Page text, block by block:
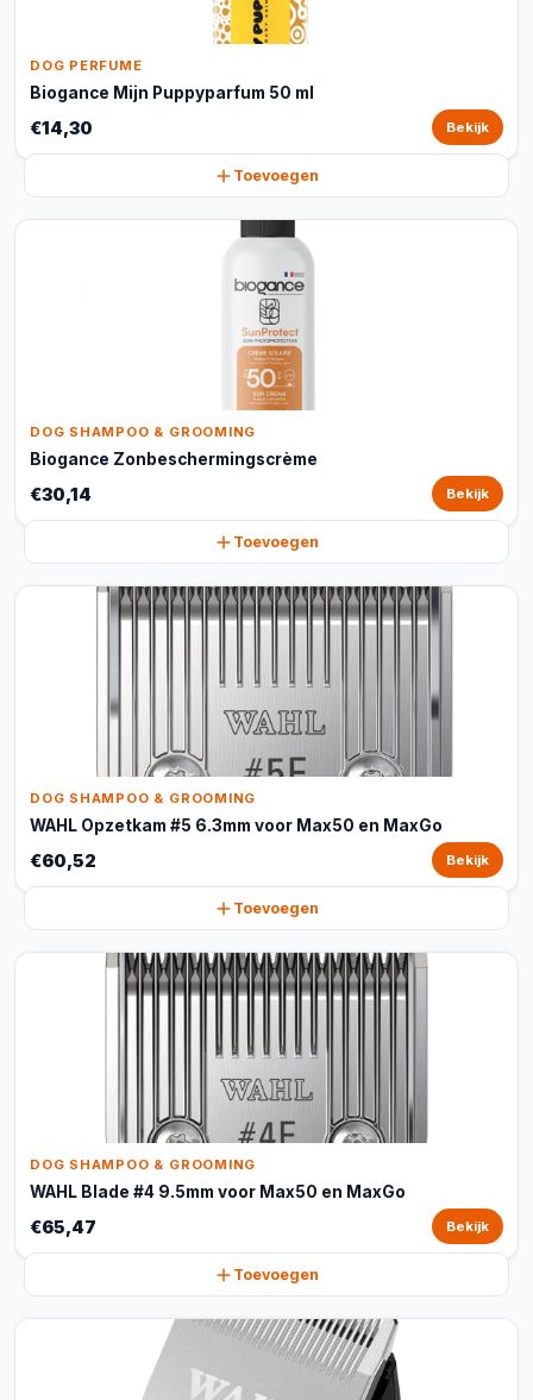
DOG PERFUME
Biogance Mijn Puppyparfum 50 ml
€14,30 Bekijk
Toevoegen
DOG SHAMPOO & GROOMING
Biogance Zonbeschermingscrème
€30,14 Bekijk
Toevoegen
DOG SHAMPOO & GROOMING
WAHL Opzetkam #5 6.3mm voor Max50 en MaxGo
€60,52 Bekijk
Toevoegen
DOG SHAMPOO & GROOMING
WAHL Blade #4 9.5mm voor Max50 en MaxGo
€65,47 Bekijk
Toevoegen